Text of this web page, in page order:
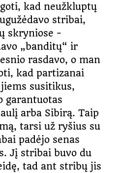
kad neužkluptų
stribai,
skryniose −
„banditų“ ir
rasdavo, o man
kad partizanai
susitikus,
garantuotas
arba Sibirą. Taip
tarsi už ryšius su
padėjo senas
Jį stribai buvo du
tad ant stribų jis